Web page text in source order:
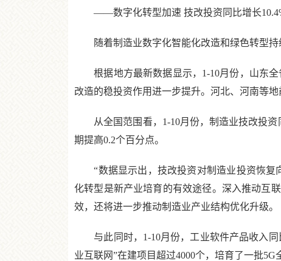
——数字化转型加速 技改投资同比增长
随着制造业数字化智能化改造和绿色转型持
根据地方最新数据显示，1-10月份，山东全
改造的稳投资作用进一步提升。河北、河南等
从全国范围看，1-10月份，制造业技改投资
期提高0.2个百分点。
“数据显示出，技改投资对制造业投资恢复
化转型是新产业培育的有效途径。深入推动互
效，还将进一步推动制造业产业结构优化升级。
与此同时，1-10月份，工业软件产品收入同
业互联网”在建项目超过4000个，培育了一批